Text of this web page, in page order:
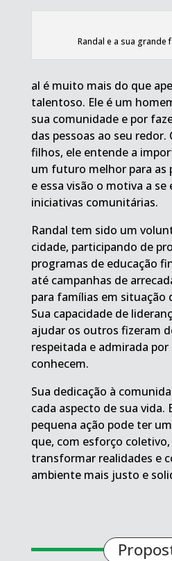
Randal e a sua grande
al é muito mais do que
talentoso. Ele é um
sua comunidade e por
das pessoas ao seu redor.
filhos, ele entende a
um futuro melhor para as
e essa visão o motiva a se
iniciativas comunitárias.
Randal tem sido um
cidade, participando de
programas de educação
até campanhas de
para famílias em situação
Sua capacidade de
ajudar os outros fizeram
respeitada e admirada
conhecem.
Sua dedicação à
cada aspecto de sua vida.
pequena ação pode ter
que, com esforço coletivo,
transformar realidades e
ambiente mais justo e